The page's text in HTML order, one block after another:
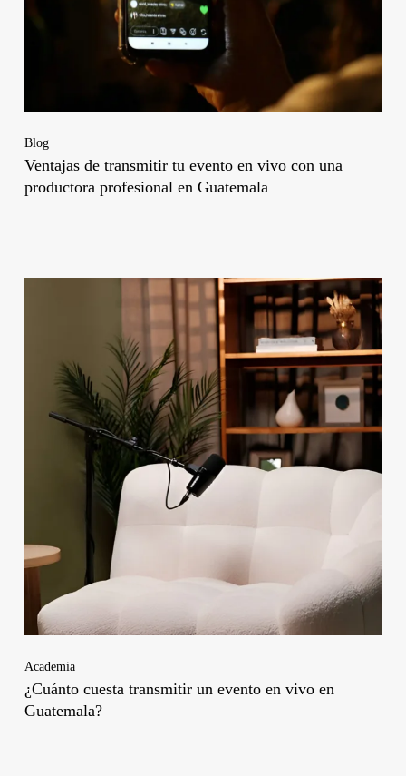
Blog
Ventajas de transmitir tu evento en vivo con una
productora profesional en Guatemala
Academia
¿Cuánto cuesta transmitir un evento en vivo en
Guatemala?